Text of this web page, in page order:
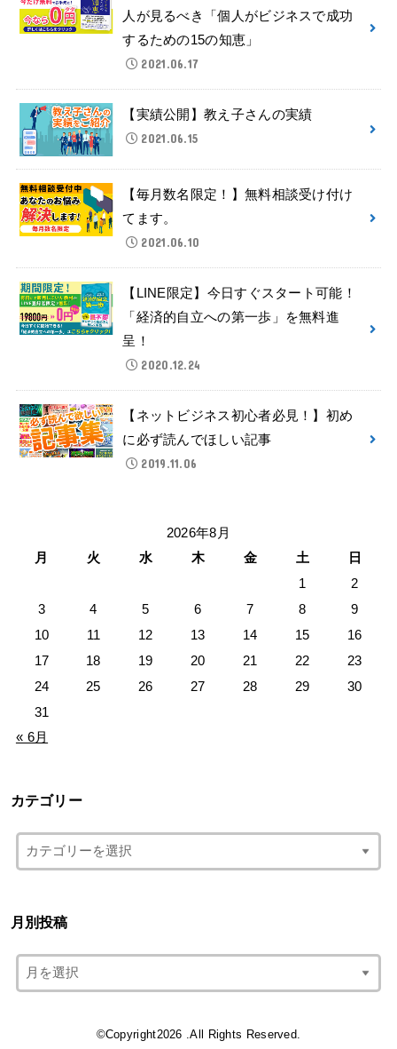
人が見るべき「個人がビジネスで成功
するための15の知恵」
2021.06.17
【実績公開】教え子さんの実績
2021.06.15
【毎月数名限定！】無料相談受け付け
てます。
2021.06.10
【LINE限定】今日すぐスタート可能！
「経済的自立への第一歩」を無料進
呈！
2020.12.24
【ネットビジネス初心者必見！】初め
に必ず読んでほしい記事
2019.11.06
2026年8月
月
火 水 木 金 土
日
1
2
3
4 5 6 7 8
9
10
11 12 13 14 15
16
17
18 19 20 21 22
23
24
25 26 27 28 29
30
31
« 6月
カテゴリー
月別投稿
©Copyright2026 .All Rights Reserved.